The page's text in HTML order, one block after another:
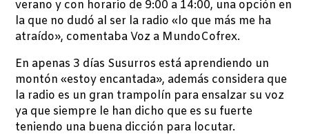
verano y con horario de 9:00 a 14:00, una opción en
la que no dudó al ser la radio «lo que más me ha
atraído», comentaba Voz a MundoCofrex.
En apenas 3 días Susurros está aprendiendo un
montón «estoy encantada», además considera que
la radio es un gran trampolín para ensalzar su voz
ya que siempre le han dicho que es su fuerte
teniendo una buena dicción para locutar.